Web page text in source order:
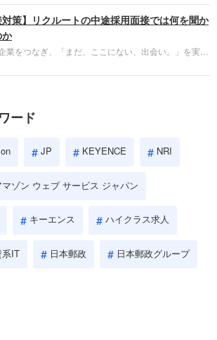
パーソンが利用する企業口コミサイト「キャリコ
ネ」の転職エージェントがお勧めするイチオシ企業
IBMです。採用面接対策の企業研究にご活用くださ
い。
対策】リクルートの中途採用面接では何を聞か
業をつなぎ、「まだ、ここにない、出会い。」を実現
での成果を具体的に問われるほか、「人間性」も評価
ード
JP KEYENCE NRI
マゾン ウェブ サービス ジャパン
キーエンス ハイクラス求人
IT 日本郵政 日本郵政グループ